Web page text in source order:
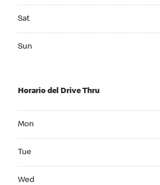
Sat
Sun
Horario del Drive Thru
Mon
Tue
Wed